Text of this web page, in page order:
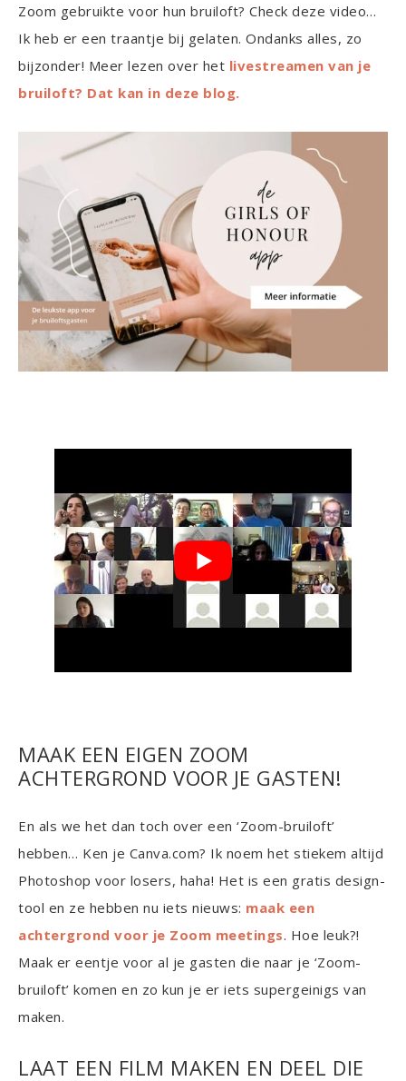
Zoom gebruikte voor hun bruiloft? Check deze video…
Ik heb er een traantje bij gelaten. Ondanks alles, zo
bijzonder! Meer lezen over het livestreamen van je
bruiloft? Dat kan in deze blog.
MAAK EEN EIGEN ZOOM
ACHTERGROND VOOR JE GASTEN!
En als we het dan toch over een ‘Zoom-bruiloft’
hebben… Ken je Canva.com? Ik noem het stiekem altijd
Photoshop voor losers, haha! Het is een gratis design-
tool en ze hebben nu iets nieuws: maak een
achtergrond voor je Zoom meetings. Hoe leuk?!
Maak er eentje voor al je gasten die naar je ‘Zoom-
bruiloft’ komen en zo kun je er iets supergeinigs van
maken.
LAAT EEN FILM MAKEN EN DEEL DIE